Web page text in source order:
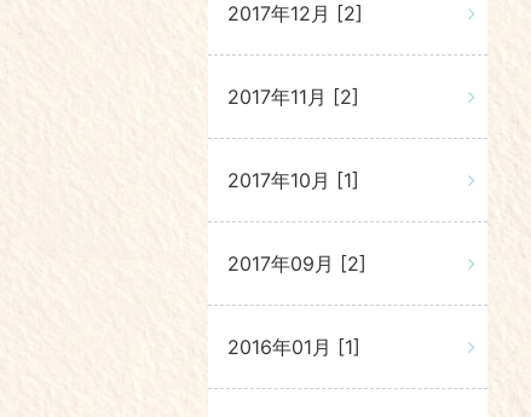
2017年12月 [2]
2017年11月 [2]
2017年10月 [1]
2017年09月 [2]
2016年01月 [1]